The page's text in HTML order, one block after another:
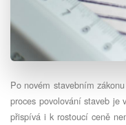
Po novém stavebním
proces povolování staveb je
přispívá i k rostoucí ceně